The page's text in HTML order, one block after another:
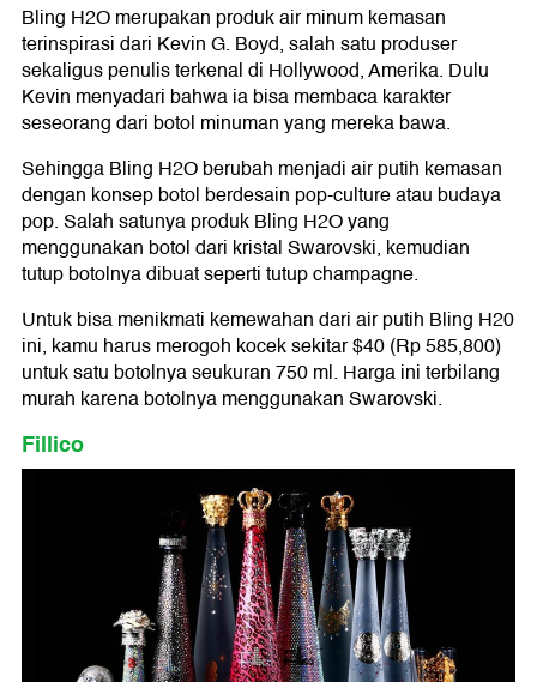
Bling H2O merupakan produk air minum kemasan
terinspirasi dari Kevin G. Boyd, salah satu produser
sekaligus penulis terkenal di Hollywood, Amerika. Dulu
Kevin menyadari bahwa ia bisa membaca karakter
seseorang dari botol minuman yang mereka bawa.
Sehingga Bling H2O berubah menjadi air putih kemasan
dengan konsep botol berdesain pop-culture atau budaya
pop. Salah satunya produk Bling H2O yang
menggunakan botol dari kristal Swarovski, kemudian
tutup botolnya dibuat seperti tutup champagne.
Untuk bisa menikmati kemewahan dari air putih Bling H20
ini, kamu harus merogoh kocek sekitar $40 (Rp 585,800)
untuk satu botolnya seukuran 750 ml. Harga ini terbilang
murah karena botolnya menggunakan Swarovski.
Fillico